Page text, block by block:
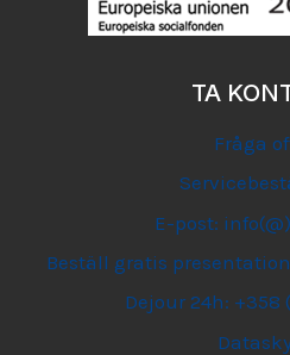
TA
Fråga
E-post:
Beställ gratis
Dejour 24h: +358